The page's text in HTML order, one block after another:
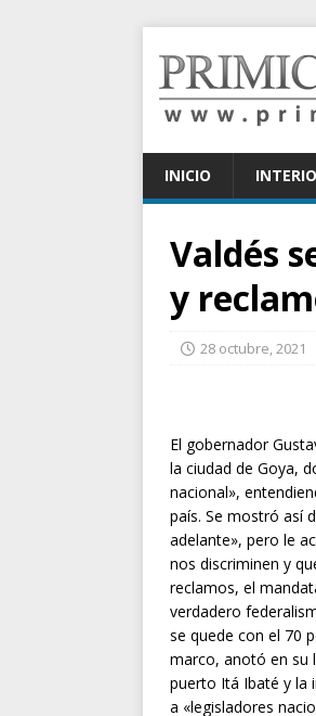
INICIO
Valdés
y
28 octubre, 2021
El gobernador
la ciudad de Goya,
nacional»,
país. Se mostró así
adelante», pero le
nos discriminen y
reclamos, el
verdadero
se quede con el 70
marco, anotó en su
puerto Itá Ibaté y la
a «legisladores